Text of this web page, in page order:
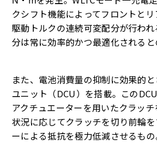
クシフト機能によってフロントと
駆動トルクの連続可変配分が行わ
分は常に効率的かつ最適化されると
また、電池消費量の抑制に効果的
ユニット（DCU）を搭載。この
アクチュエーターを用いたクラッ
状況に応じてクラッチを切り前輪
ーによる抵抗を極力低減させるも